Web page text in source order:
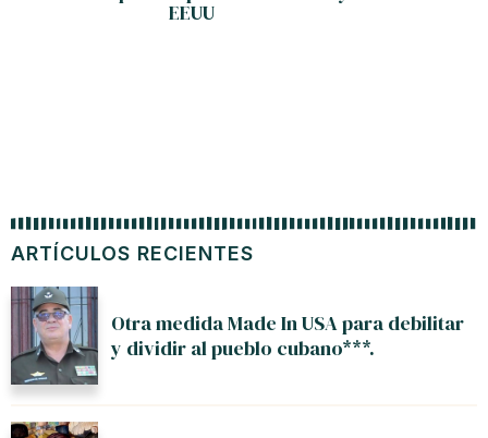
ARTÍCULOS RECIENTES
Otra medida Made In USA para debilitar
y dividir al pueblo cubano***.
EEUU